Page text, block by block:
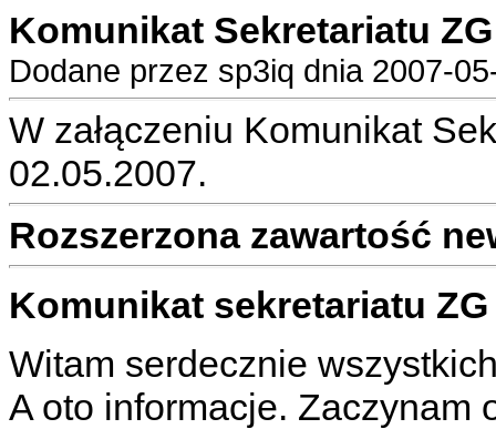
Komunikat Sekretariatu
Dodane przez sp3iq dnia 2007-
W załączeniu Komunikat
02.05.2007.
Rozszerzona zawartość
Komunikat sekretariatu ZG
Witam serdecznie
A oto informacje. Zaczynam